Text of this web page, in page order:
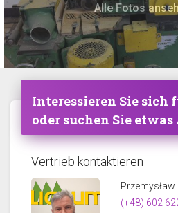
Alle Fotos
Interessieren Sie sich
oder suchen Sie
Vertrieb kontaktieren
(+48) 602